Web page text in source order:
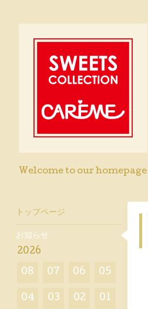
Welcome to our homepage
トップページ
お知らせ
2026
08 07 06 05
04 03 02 01